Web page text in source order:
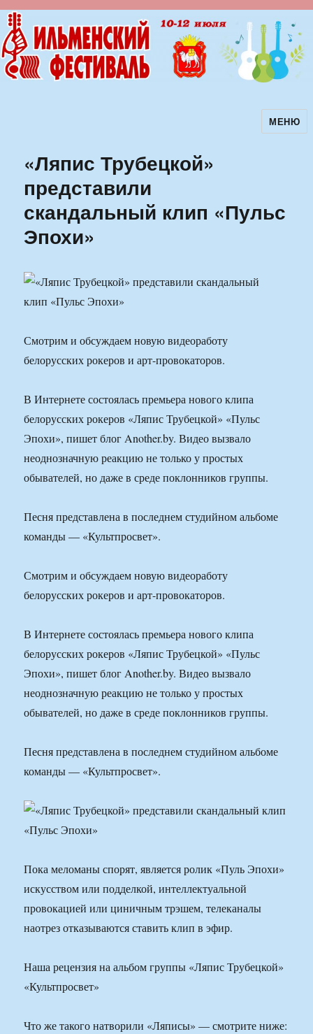
Ильменский фестиваль авторскойМЕНЮ
«Ляпис Трубецкой»
представили
скандальный клип «Пульс
Эпохи»
Смотрим и обсуждаем новую видеоработу
белорусских рокеров и арт-провокаторов.
В Интернете состоялась премьера нового клипа
белорусских рокеров «Ляпис Трубецкой» «Пульс
Эпохи», пишет блог Another.by. Видео вызвало
неоднозначную реакцию не только у простых
обывателей, но даже в среде поклонников группы.
Песня представлена в последнем студийном альбоме
команды — «Культпросвет».
Смотрим и обсуждаем новую видеоработу
белорусских рокеров и арт-провокаторов.
В Интернете состоялась премьера нового клипа
белорусских рокеров «Ляпис Трубецкой» «Пульс
Эпохи», пишет блог Another.by. Видео вызвало
неоднозначную реакцию не только у простых
обывателей, но даже в среде поклонников группы.
Песня представлена в последнем студийном альбоме
команды — «Культпросвет».
Пока меломаны спорят, является ролик «Пуль Эпохи»
искусством или подделкой, интеллектуальной
провокацией или циничным трэшем, телеканалы
наотрез отказываются ставить клип в эфир.
Наша рецензия на альбом группы «Ляпис Трубецкой»
«Культпросвет»
Что же такого натворили «Ляписы» — смотрите ниже: